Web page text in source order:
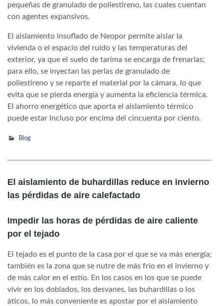
pequeñas de granulado de poliestireno, las cuales cuentan
con agentes expansivos.
El aislamiento insuflado de Neopor permite aislar la
vivienda o el espacio del ruido y las temperaturas del
exterior, ya que el suelo de tarima se encarga de frenarlas;
para ello, se inyectan las perlas de granulado de
poliestireno y se reparte el material por la cámara, lo que
evita que se pierda energía y aumenta la eficiencia térmica.
El ahorro energético que aporta el aislamiento térmico
puede estar incluso por encima del cincuenta por ciento.
Blog
El aislamiento de buhardillas reduce en invierno
las pérdidas de aire calefactado
Impedir las horas de pérdidas de aire caliente
por el tejado
El tejado es el punto de la casa por el que se va más energía;
también es la zona que se nutre de más frío en el invierno y
de más calor en el estío. En los casos en los que se puede
vivir en los doblados, los desvanes, las buhardillas o los
áticos, lo más conveniente es apostar por el aislamiento